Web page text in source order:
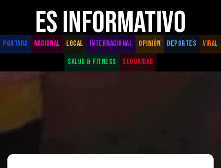
ES INFORMATIVO
PORTADA NACIONAL LOCAL INTERNACIONAL OPINIÓN DEPORTES
VIRAL
SALUD & FITNESS
SEGURIDAD